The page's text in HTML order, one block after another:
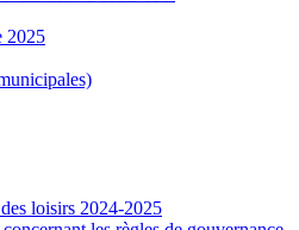
2025
loisirs 2024-2025